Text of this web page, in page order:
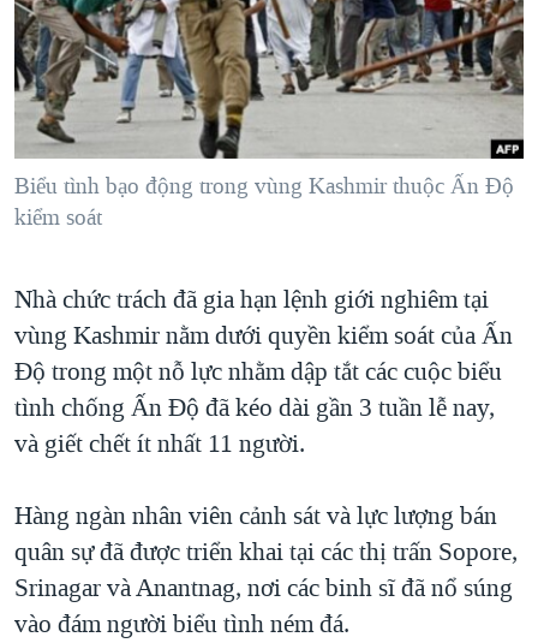
"Tìm"NGƯỜI VIỆT HẢI NGOẠI
ĐỜI SỐNG
KINH TẾ
KHOA HỌC
SỨC KHOẺ
GIÁO DỤC
TẠI
HÀNH TRÌNH BẦU CỬ 2024
MỘT NĂM CHIẾN TRANH TẠI DẢI GAZA
GIẢI MÃ VÀNH ĐAI & CON ĐƯỜNG
NGÀY TỊ NẠN THẾ GIỚI
TRỊNH VĨNH BÌNH - NGƯỜI HẠ 'BÊN THẮNG CUỘC'
CHI PHÍ CHIẾN TRANH AFGHANISTAN
CÁC GIÁ TRỊ CỘNG HÒA Ở VIỆT NAM
THƯỢNG ĐỈNH TRUMP-KIM TẠI VIỆT NAM
TRỊNH VĨNH BÌNH VS. CHÍNH PHỦ VIỆT NAM
BÊN KIA QUỐC LỘ: TIẾNG VỌNG TỪ NÔNG THÔN MỸ
QUAN HỆ VIỆT MỸ
VIDEO
NGHE
MẠNG XÃ HỘI
Biểu tình bạo động trong vùng Kashmir thuộc Ấn Ðộ
kiểm soát
Nhà chức trách đã gia hạn lệnh giới nghiêm tại
vùng Kashmir nằm dưới quyền kiểm soát của Ấn
Độ trong một nỗ lực nhằm dập tắt các cuộc biểu
tình chống Ấn Độ đã kéo dài gần 3 tuần lễ nay,
và giết chết ít nhất 11 người.
Hàng ngàn nhân viên cảnh sát và lực lượng bán
quân sự đã được triển khai tại các thị trấn Sopore,
Srinagar và Anantnag, nơi các binh sĩ đã nổ súng
vào đám người biểu tình ném đá.